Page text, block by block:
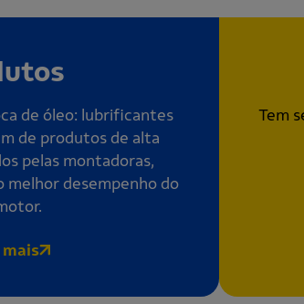
de óleo: lubrificantes
de produtos de alta
pelas montadoras,
melhor desempenho do
mais
Tem